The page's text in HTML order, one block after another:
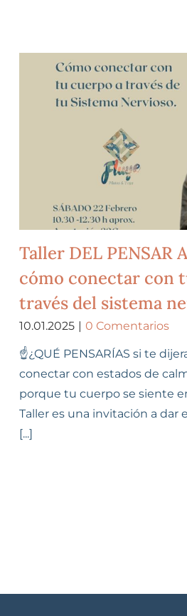
Taller DEL PENSAR
cómo conectar con
través del sistema
10.01.2025 | 0 Comentarios
☝️¿QUÉ PENSARÍAS si te
conectar con estados de
porque tu cuerpo se siente
Taller es una invitación a dar
[...]